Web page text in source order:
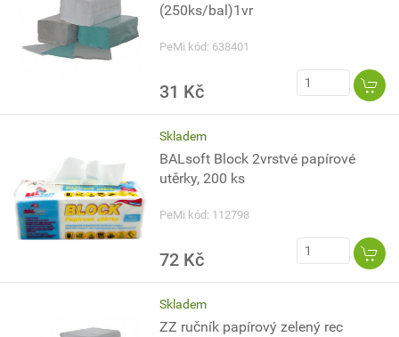
(250ks/bal)1vr
PeMi kód: 638401
31 Kč
Skladem
BALsoft Block 2vrstvé papírové
utěrky, 200 ks
PeMi kód: 112798
72 Kč
Skladem
ZZ ručník papírový zelený rec